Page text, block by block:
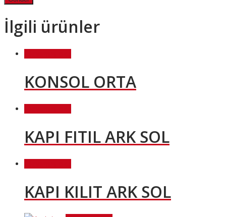
İlgili ürünler
KONSOL ORTA
KAPI FITIL ARK SOL
KAPI KILIT ARK SOL